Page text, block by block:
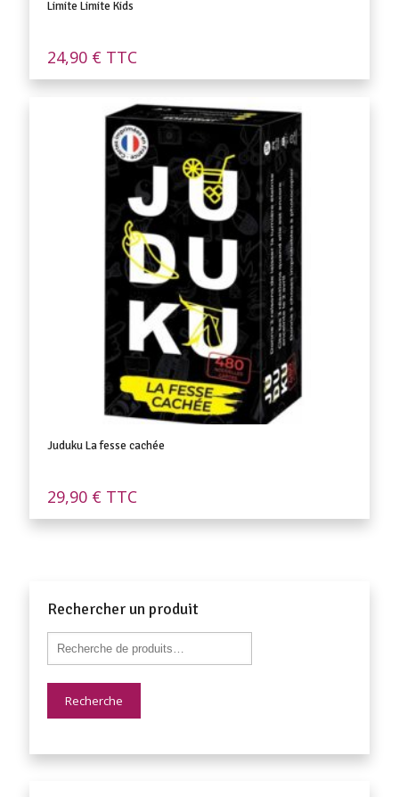
Limite Limite Kids
24,90 € TTC
Juduku La fesse cachée
29,90 € TTC
Rechercher un produit
Recherche